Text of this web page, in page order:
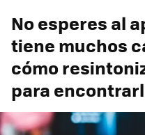
No esperes al
tiene muchos
cómo
para